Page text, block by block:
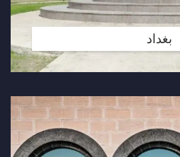
بغداد